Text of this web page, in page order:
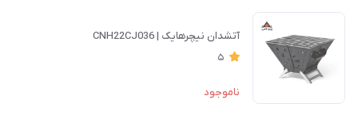
آتشدان نیچرهایک | CNH22CJ036
5
ناموجود